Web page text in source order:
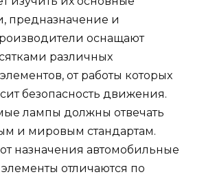
предназначение и
оснащают
различных
от работы которых
безопасность движения.
лампы должны отвечать
и мировым стандартам.
назначения автомобильные
отличаются по